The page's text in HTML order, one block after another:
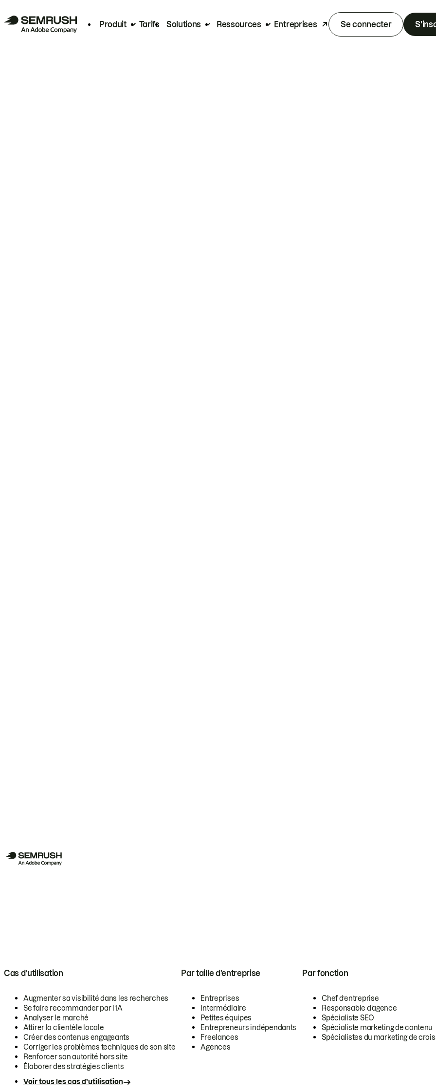
Produit Tarifs Solutions Ressources Entreprises Se connecter
Cas d’utilisation
Augmenter sa visibilité dans les recherches
Se faire recommander par l’IA
Analyser le marché
Attirer la clientèle locale
Créer des contenus engageants
Corriger les problèmes techniques de son site
Renforcer son autorité hors site
Élaborer des stratégies clients
Voir tous les cas d’utilisation
Par taille d’entreprise
Entreprises
Intermédiaire
Petites équipes
Entrepreneurs indépendants
Freelances
Agences
Par fonction
Chef d’entreprise
Responsable d’agence
Spécialiste SEO
Spécialiste marketing de contenu
Spécialistes du marketing de